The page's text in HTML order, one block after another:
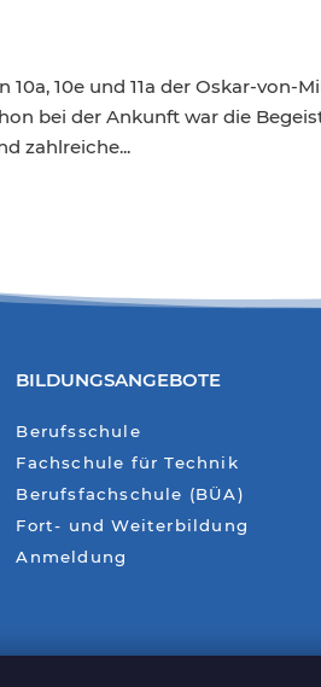
10e und 11a der Oskar-von-
bei der Ankunft war die
zahlreiche...
BILDUNGSANGEBOTE
Berufsschule
Fachschule für Technik
Berufsfachschule (BÜA)
Fort- und Weiterbildung
Anmeldung